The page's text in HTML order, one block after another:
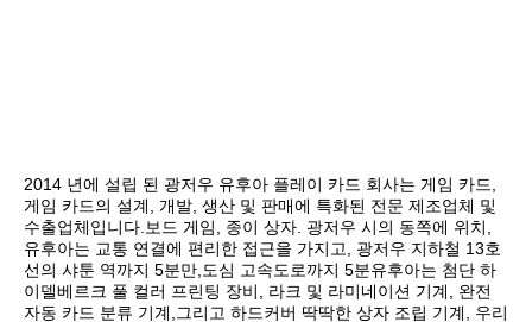
2014 년에 설립 된 광저우 유후아 플레이 카드 회사는 게임 카드,
게임 카드의 설계, 개발, 생산 및 판매에 특화된 전문 제조업체 및
수출업체입니다.보드 게임, 종이 상자. 광저우 시의 동쪽에 위치,
유후아는 교통 연결에 편리한 접근을 가지고, 광저우 지하철 13호
선의 샤툰 역까지 5분만,도심 고속도로까지 5분유후아는 첨단 하
이델베르크 풀 컬러 프린팅 장비, 라크 및 라미네이션 기계, 완전
자동 카드 분류 기계,그리고 하드커버 딱딱한 상자 조립 기계, 우리